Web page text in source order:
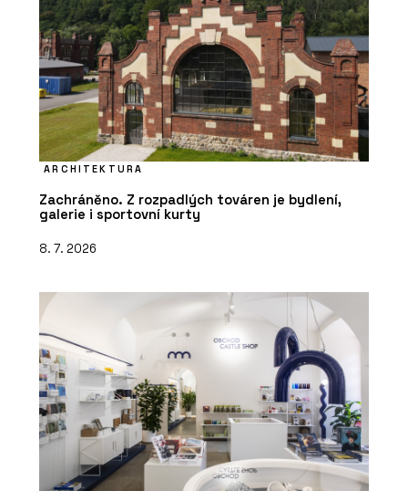
ARCHITEKTURA
Zachráněno. Z rozpadlých továren je bydlení,
galerie i sportovní kurty
8. 7. 2026